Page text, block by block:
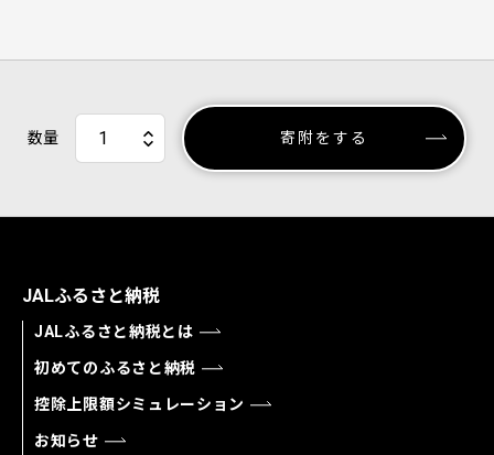
数量 寄附をする
JALふるさと納税
JALふるさと納税とは
初めてのふるさと納税
控除上限額シミュレーション
お知らせ